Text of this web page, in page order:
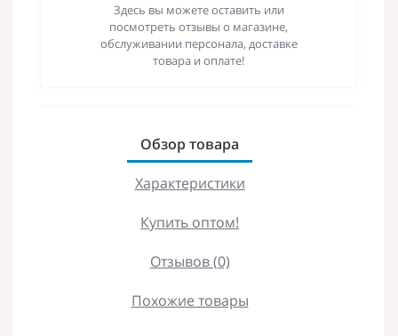
Здесь вы можете оставить или
посмотреть отзывы о магазине,
обслуживании персонала, доставке
товара и оплате!
Обзор товара
Характеристики
Купить оптом!
Отзывов (0)
Похожие товары